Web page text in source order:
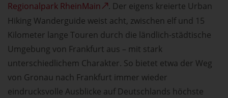
Regionalpark RheinMain
. Der eigens kreierte Urban
Hiking Wanderguide weist acht, zwischen elf und 15
Kilometer lange Touren durch die ländlich-städtische
Umgebung von Frankfurt aus – mit stark
unterschiedlichem Charakter. So bietet etwa der Weg
von Gronau nach Frankfurt immer wieder
eindrucksvolle Ausblicke auf Deutschlands höchste